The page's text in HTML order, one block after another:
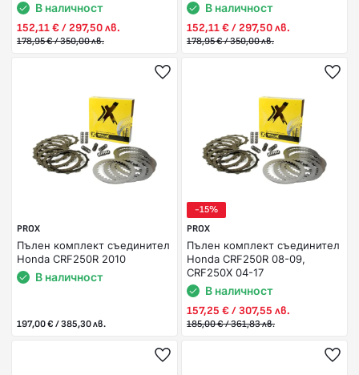
В наличност
152,11 € / 297,50 лв.
178,95 € / 350,00 лв.
В наличност
152,11 € / 297,50 лв.
178,95 € / 350,00 лв.
PROX
Пълен комплект съединител
Honda CRF250R 2010
В наличност
197,00 € / 385,30 лв.
-15%
PROX
Пълен комплект съединител
Honda CRF250R 08-09,
CRF250X 04-17
В наличност
157,25 € / 307,55 лв.
185,00 € / 361,83 лв.